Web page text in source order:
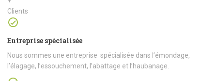
Clients
Entreprise spécialisée
Nous sommes une entreprise spécialisée dans l’émondage,
l’élagage, l’essouchement, l’abattage et l’haubanage.